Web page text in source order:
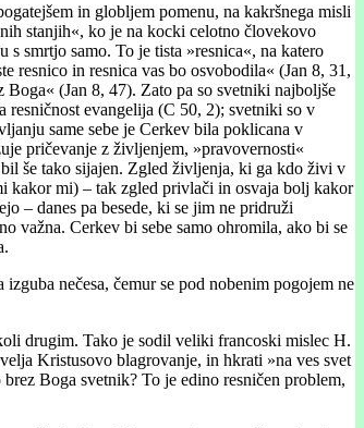
in globljem pomenu, na kakršnega misli
stanjih«, ko je na kocki celotno človekovo
smrtjo samo. To je tista »resnica«, na katero
resnico in resnica vas bo osvobodila« (Jan 8, 31,
(Jan 8, 47). Zato pa so svetniki najboljše
resničnost evangelija (C 50, 2); svetniki so v
same sebe je Cerkev bila poklicana v
pričevanje z življenjem, »pravovernosti«
še tako sijajen. Zgled življenja, ki ga kdo živi v
kakor mi) – tak zgled privlači in osvaja bolj kakor
– danes pa besede, ki se jim ne pridruži
važna. Cerkev bi sebe samo ohromila, ako bi se
nečesa, čemur se pod nobenim pogojem ne
drugim. Tako je sodil veliki francoski mislec H.
Kristusovo blagrovanje, in hkrati »na ves svet
Boga svetnik? To je edino resničen problem,